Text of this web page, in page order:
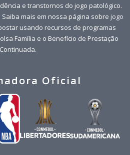
e transtornos do jogo patológico.
mais em nossa página sobre jogo
usando recursos de programas
Família e o Benefício de Prestação
Continuada.
Oficial